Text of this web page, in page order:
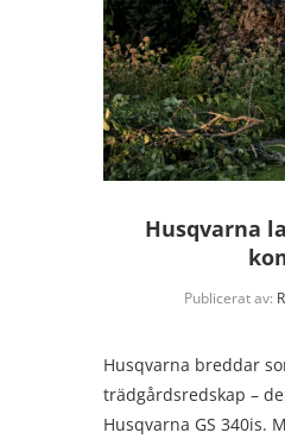
Husqvarna
Publicerat av:
Husqvarna breddar
trädgårdsredskap –
Husqvarna GS 340is.